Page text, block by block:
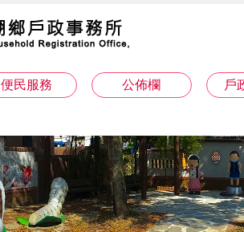
便民服務 公佈欄 戶